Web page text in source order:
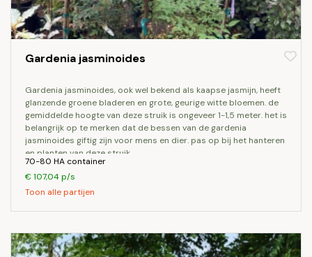
Gardenia jasminoides
gardenia jasminoides, ook wel bekend als kaapse jasmijn, heeft
glanzende groene bladeren en grote, geurige witte bloemen. de
gemiddelde hoogte van deze struik is ongeveer 1-1,5 meter. het is
belangrijk op te merken dat de bessen van de gardenia
jasminoides giftig zijn voor mens en dier. pas op bij het hanteren
en planten van deze struik.
70-80 HA container
€ 107,04 p/s
Toon alle partijen